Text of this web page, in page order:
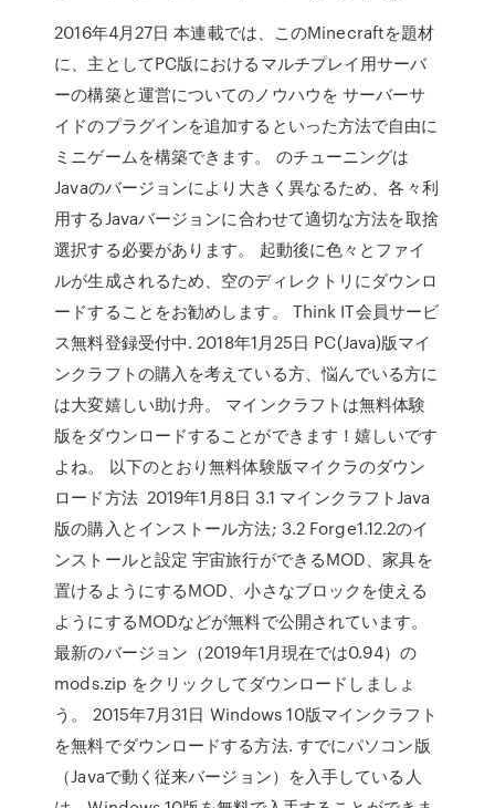
2016年4月27日 本連載では、このMinecraftを題材
に、主としてPC版におけるマルチプレイ用サーバ
ーの構築と運営についてのノウハウを サーバーサ
イドのプラグインを追加するといった方法で自由に
ミニゲームを構築できます。 のチューニングは
Javaのバージョンにより大きく異なるため、各々利
用するJavaバージョンに合わせて適切な方法を取捨
選択する必要があります。 起動後に色々とファイ
ルが生成されるため、空のディレクトリにダウンロ
ードすることをお勧めします。 Think IT会員サービ
ス無料登録受付中. 2018年1月25日 PC(Java)版マイ
ンクラフトの購入を考えている方、悩んでいる方に
は大変嬉しい助け舟。 マインクラフトは無料体験
版をダウンロードすることができます！嬉しいです
よね。 以下のとおり無料体験版マイクラのダウン
ロード方法 2019年1月8日 3.1 マインクラフトJava
版の購入とインストール方法; 3.2 Forge1.12.2のイ
ンストールと設定 宇宙旅行ができるMOD、家具を
置けるようにするMOD、小さなブロックを使える
ようにするMODなどが無料で公開されています。
最新のバージョン（2019年1月現在では0.94）の
mods.zip をクリックしてダウンロードしましょ
う。 2015年7月31日 Windows 10版マインクラフト
を無料でダウンロードする方法. すでにパソコン版
（Javaで動く従来バージョン）を入手している人